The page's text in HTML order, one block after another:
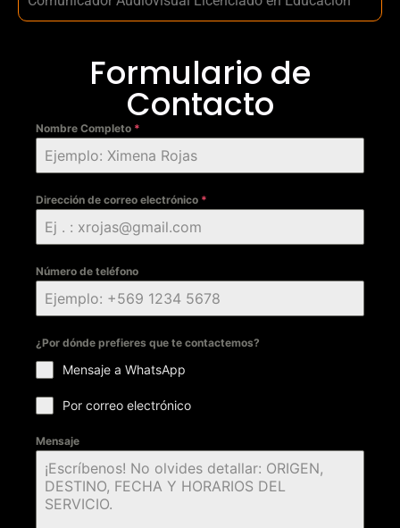
Formulario de
Contacto
Nombre Completo *
Dirección de correo electrónico *
Número de teléfono
¿Por dónde prefieres que te contactemos?
Mensaje a WhatsApp
Por correo electrónico
Mensaje